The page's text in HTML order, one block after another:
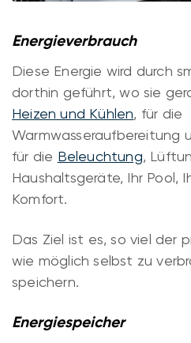
Energieverbrauch
Diese Energie wird durch
dorthin geführt, wo sie
Heizen und Kühlen, für die
Warmwasseraufbereitung
für die Beleuchtung,
Haushaltsgeräte, Ihr Pool,
Komfort.
Das Ziel ist es, so viel der
wie möglich selbst zu
speichern.
Energiespeicher